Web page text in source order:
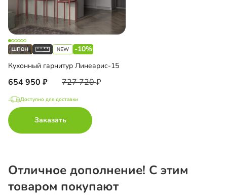
-10%
Кухонный гарнитур Линеарис-15
654 950 727 720
Доступно для доставки
Заказать
Отличное дополнение! С этим
товаром покупают